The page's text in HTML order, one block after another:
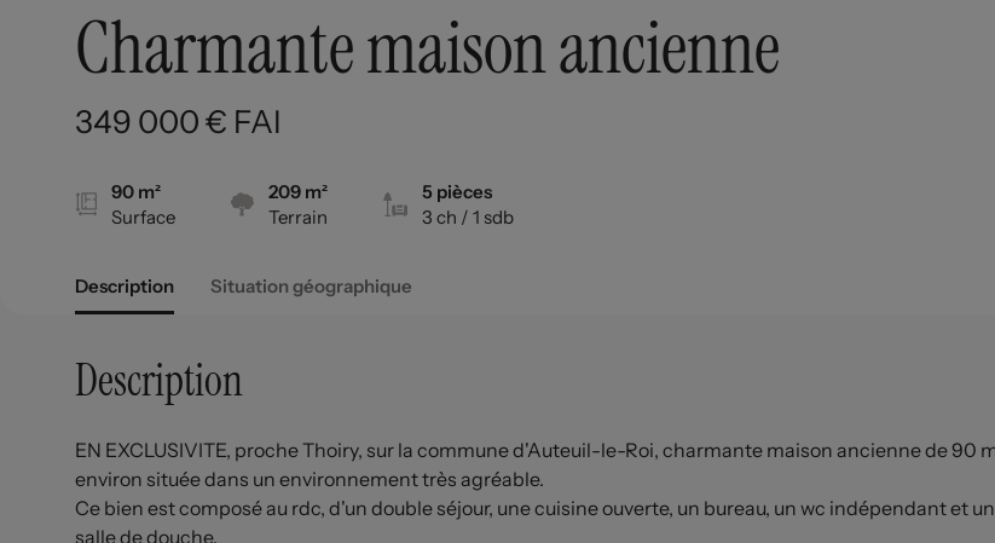
Charmante maison ancienne
349 000 € FAI
90 m²
Surface
209 m²
Terrain
5 pièces
3 ch / 1 sdb
Description Situation géographique
Description
EN EXCLUSIVITE, proche Thoiry, sur la commune d'Auteuil-le-Roi, charmante maison ancienne de 90
environ située dans un environnement très agréable.
Ce bien est composé au rdc, d'un double séjour, une cuisine ouverte, un bureau, un wc indépendant et
salle de douche.